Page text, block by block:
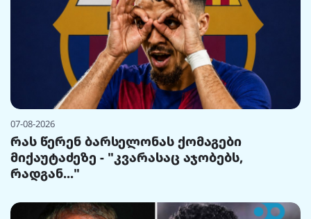
07-08-2026
რას წერენ ბარსელონას ქომაგები
მიქაუტაძეზე - "კვარასაც აჯობებს,
რადგან..."